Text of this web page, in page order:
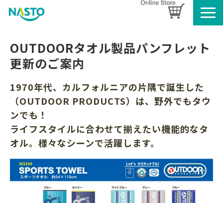
製品情報
ブログ
名入れタオルのご案内
採用情報
SDGsへの取り組み
OUTDOORタオル製品パンフレット
更新のご案内
1970年代、カルフォルニアの片隅で誕生した
（OUTDOOR PRODUCTS）は、野外でもタウ
ンでも！
ライフスタイルに合わせて揃えたい機能的なタ
オル。様々なシーンで活躍します。